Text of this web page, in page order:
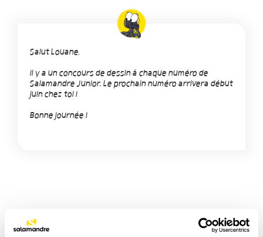
Salut Louane,
Il y a un concours de dessin à chaque numéro de
Salamandre Junior. Le prochain numéro arrivera début
juin chez toi !
Bonne journée !